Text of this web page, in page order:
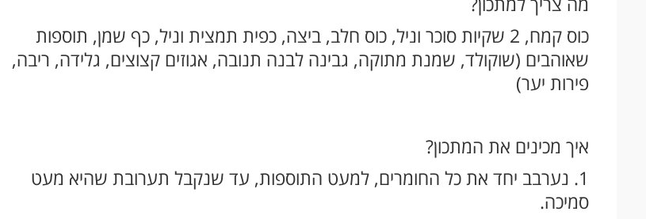
כוס קמח, 2 שקיות סוכר וניל, כוס חלב, ביצה, כפית תמצית וניל, כף שמן, תוספות
שאוהבים (שוקולד, שמנת מתוקה, גבינה לבנה תנובה, אגוזים קצוצים, גלידה, ריבה,
פירות יער)
איך מכינים את המתכון?
1. נערבב יחד את כל החומרים, למעט התוספות, עד שנקבל תערובת שהיא מעט
סמיכה.